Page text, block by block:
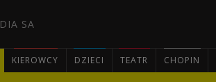
SA
KIEROWCY DZIECI TEATR CHOPIN